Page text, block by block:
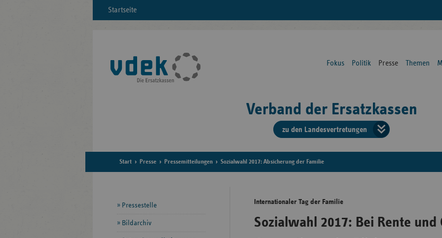
Startseite
Fokus Politik Presse Themen
Verband der Ersatzkassen
zu den Landesvertretungen
der
Start Presse Pressemitteilungen Sozialwahl 2017: Absicherung der Familie
Internationaler Tag der Familie
Sozialwahl 2017: Bei Rente und
Seitennavigation
Pressestelle
Bildarchiv